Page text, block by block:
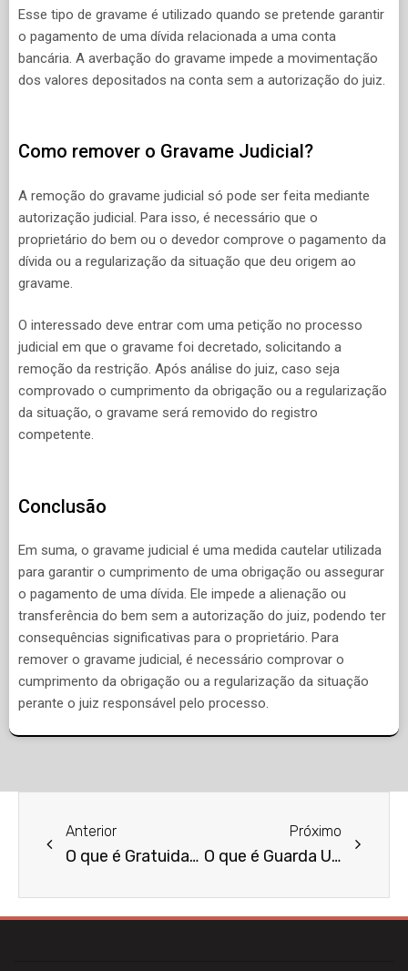
Esse tipo de gravame é utilizado quando se pretende garantir
o pagamento de uma dívida relacionada a uma conta
bancária. A averbação do gravame impede a movimentação
dos valores depositados na conta sem a autorização do juiz.
Como remover o Gravame Judicial?
A remoção do gravame judicial só pode ser feita mediante
autorização judicial. Para isso, é necessário que o
proprietário do bem ou o devedor comprove o pagamento da
dívida ou a regularização da situação que deu origem ao
gravame.
O interessado deve entrar com uma petição no processo
judicial em que o gravame foi decretado, solicitando a
remoção da restrição. Após análise do juiz, caso seja
comprovado o cumprimento da obrigação ou a regularização
da situação, o gravame será removido do registro
competente.
Conclusão
Em suma, o gravame judicial é uma medida cautelar utilizada
para garantir o cumprimento de uma obrigação ou assegurar
o pagamento de uma dívida. Ele impede a alienação ou
transferência do bem sem a autorização do juiz, podendo ter
consequências significativas para o proprietário. Para
remover o gravame judicial, é necessário comprovar o
cumprimento da obrigação ou a regularização da situação
perante o juiz responsável pelo processo.
Anterior
O que é Gratuidade de Justiça?
Próximo
O que é Guarda Unilateral?